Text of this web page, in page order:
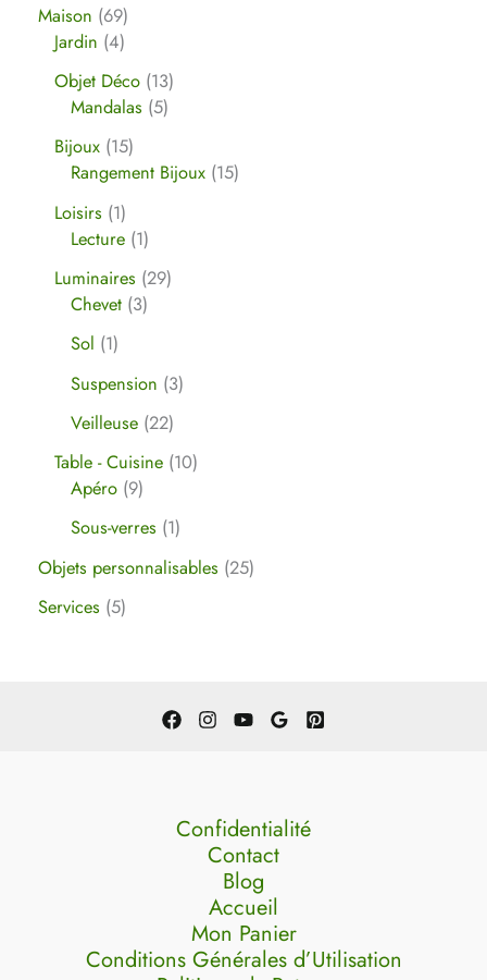
Maison 69
Jardin 4
Objet Déco 13
Mandalas 5
Bijoux 15
Rangement Bijoux 15
Loisirs 1
Lecture 1
Luminaires 29
Chevet 3
Sol 1
Suspension 3
Veilleuse 22
Table - Cuisine 10
Apéro 9
Sous-verres 1
Objets personnalisables 25
Services 5
Confidentialité
Contact
Blog
Accueil
Mon Panier
Conditions Générales d’Utilisation